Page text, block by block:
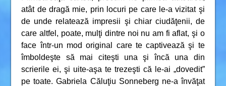
atât de dragă mie, prin locuri pe care le-a vizitat şi
de unde relatează impresii şi chiar ciudăţenii, de
care altfel, poate, mulţi dintre noi nu am fi aflat, şi o
face într-un mod original care te captivează şi te
îmboldeşte să mai citeşti una şi încă una din
scrierile ei, şi uite-aşa te trezeşti că le-ai „dovedit”
pe toate. Gabriela Căluţiu Sonneberg ne-a învăţat